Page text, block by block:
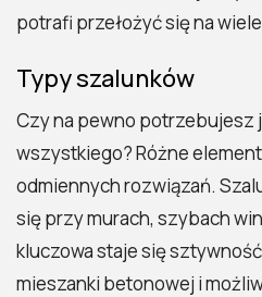
potrafi przełożyć się na
Typy szalunków
Czy na pewno potrzebujesz
wszystkiego? Różne
odmiennych rozwiązań.
się przy murach, szybach
kluczowa staje się
mieszanki betonowej i